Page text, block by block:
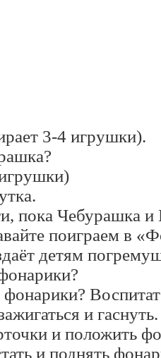
3-4 игрушки).
пока Чебурашка и
поиграем в
детям
и
и положить
и поднять